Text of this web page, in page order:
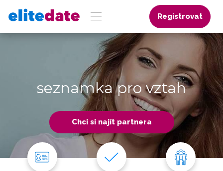
Registrovat
seznamka pro vztah
Chci si najít partnera